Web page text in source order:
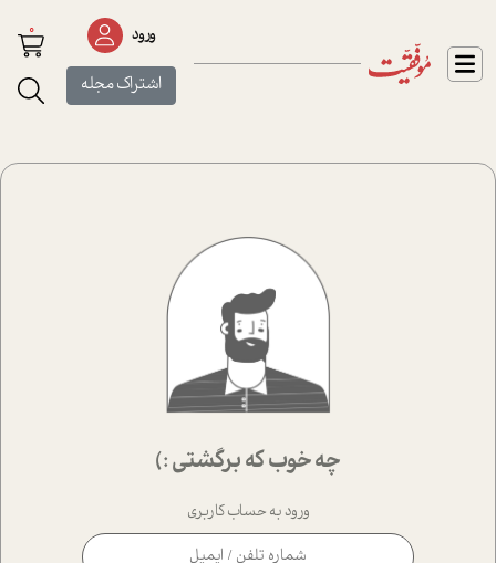
ورود
اشتراک مجله
0
چه خوب که برگشتی :)
ورود به حساب کاربری